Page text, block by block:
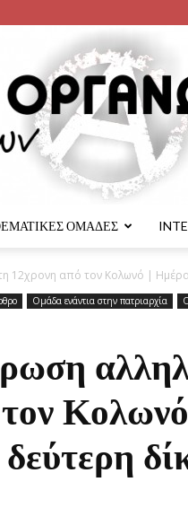
ΟΜΑΔΕΣ
12χρονη από τον Κολωνό |
Ομάδα ενάντια στην πατριαρχία